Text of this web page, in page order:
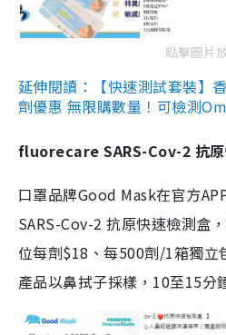
點擊圖片
延伸閱讀：【快速測試套裝】
劑優惠 無限購數量！可檢測
fluorecare SARS-Cov-2 抗原
口罩品牌Good Mask在官方
SARS-Cov-2 抗原快速檢測盒
位每劑$18、每500劑/1箱獨立
產品以鼻拭子採樣，10至15分